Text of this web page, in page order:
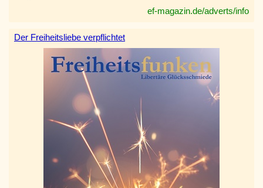
ef-magazin.de/adverts/info
Der Freiheitsliebe verpflichtet